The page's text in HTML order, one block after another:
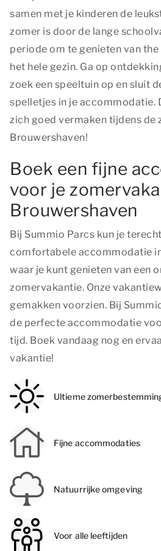
samen met je kinderen de
zomer is door de lange
periode om te genieten van the
het hele gezin. Ga op
zoek een speeltuin op en sluit
spelletjes in je accommodatie.
zich goed vermaken tijdens de
Brouwershaven!
Boek een fijne
voor je
Brouwershaven
Bij Summio Parcs kun je
comfortabele accommodatie
waar je kunt genieten van een
zomervakantie. Onze
gemakken voorzien. Bij
de perfecte accommodatie
tijd. Boek vandaag nog en
vakantie!
Ultieme
Fijne accommodaties
Natuurrijke omgeving
Voor alle leeftijden